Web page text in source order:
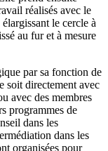
réalisés avec le
le cercle à
au fur et à mesure
par sa fonction de
soit directement avec
avec des membres
programmes de
dans les
dans les
organisées pour